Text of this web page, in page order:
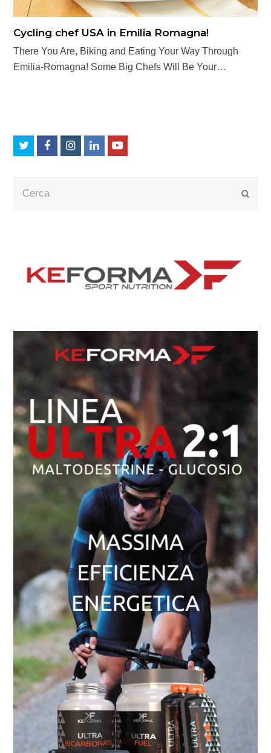
Cycling chef USA in Emilia Romagna!
There You Are, Biking and Eating Your Way Through
Emilia-Romagna! Some Big Chefs Will Be Your…
TwitterFacebookInstagram
LinkedInYoutube